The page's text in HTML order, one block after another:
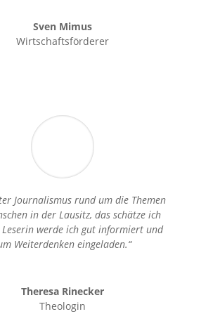
Sven Mimus
Wirtschaftsförderer
Journalismus rund um die Themen
in der Lausitz, das schätze ich
Leserin werde ich gut informiert und
Weiterdenken eingeladen.“
Theresa Rinecker
Theologin